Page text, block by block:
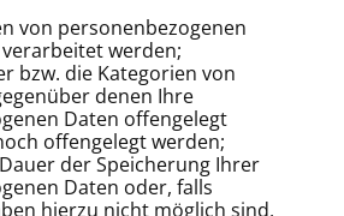
von personenbezogenen
werden;
bzw. die Kategorien von
denen Ihre
Daten offengelegt
offengelegt werden;
der Speicherung Ihrer
Daten oder, falls
hierzu nicht möglich sind,